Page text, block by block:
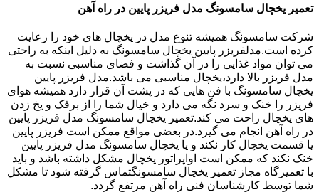
تعمیر یخچال سامسونگ مدل فریزر پایین در راه آهن
شرکت سامسونگ همیشه تنوع مدل در یخچال های خود را رعایت
کرده است.مدلفریزر پایین یخچال سامسونگ به دلیل اینکه به راحتی
می توان مواد غذایی را در آن گذاشت و فضای مناسبی نسبت به
مدل فریزر بالا دارد،یخچال مناسبی می باشد.مدل فریزر پایین
یخچال سامسونگ با فن هایی که در پشت آن قرار دارد همیشه هوای
فریزر را خنک و سرد نگه می دارد و خیال شما را از برفک و یخ زدن
های یخچال راحت می کند.تعمیر یخچال سامسونگ مدل فریزر پایین
در راه آهن انجام می گیرد.در بعضی مواقع ممکن است فریزر پایین
یا قسمت یخچال کار نکند و یا یخچال سامسونگ مدل فریزر پایین
خنک نکند که ممکن است اواپراتور یخچال مشکل داشته باشد و باید
با تعمیرگاه مجاز تعمیر یخچال سامسونگتماس گرفته شود تا مشکل
شما توسط کارشناسان فنی راه آهن مرتفع گردد.